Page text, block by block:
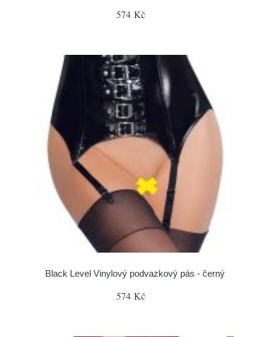
574 Kč
Black Level Vinylový podvazkový pás - černý
574 Kč